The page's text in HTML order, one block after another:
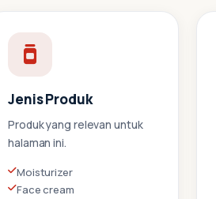
Jenis Produk
Produk yang relevan untuk
halaman ini.
Moisturizer
Face cream